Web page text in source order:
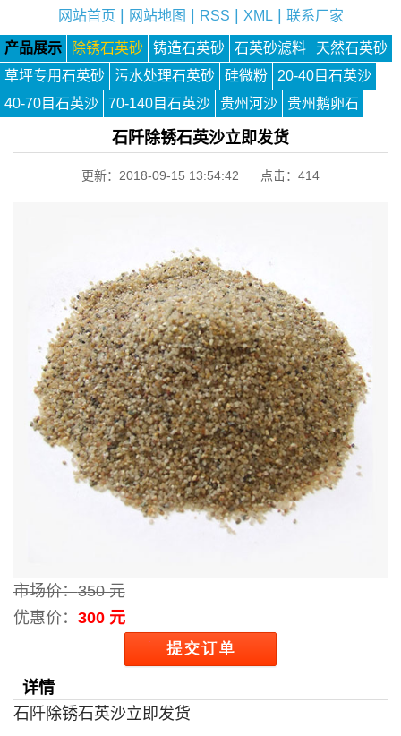
网站首页 网站地图 RSS XML| 联系厂家
产品展示 除锈石英砂 铸造石英砂 石英砂滤料
天然石英砂
草坪专用石英砂
污水处理石英砂 硅微粉
20-40目石英沙
40-70目石英沙
70-140目石英沙 贵州河沙 贵州鹅卵石
石阡除锈石英沙立即发货
更新：2018-09-15 13:54:42 点击： 414
市场价：350 元
优惠价： 300 元
详情
石阡除锈石英沙立即发货